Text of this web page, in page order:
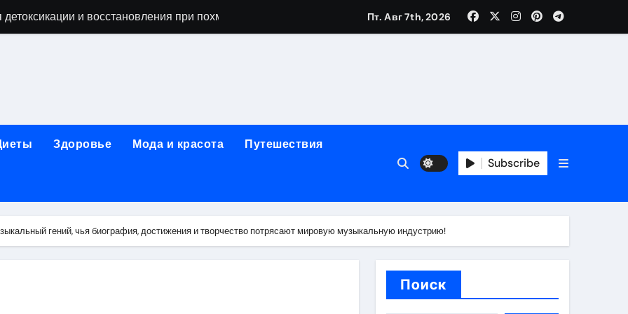
и восстановления при похмельном синдроме
подготовка и расшифровка результатов
по бережному отношению к себе
подготовка и ориентировочная стоимость исследования
порядок консультации и подготовка
Пт. Авг 7th, 2026
Здоровье Мода и красота Путешествия
Subscribe
гений, чья биография, достижения и творчество потрясают мировую музыкальную индустрию!
Поиск